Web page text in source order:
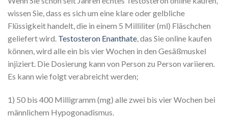
wissen Sie, dass es sich um eine klare oder gelbliche
Flüssigkeit handelt, die in einem 5 Milliliter (ml) Fläschchen
geliefert wird. Testosteron Enanthate, das Sie online kaufen
können, wird alle ein bis vier Wochen in den Gesäßmuskel
injiziert. Die Dosierung kann von Person zu Person variieren.
Es kann wie folgt verabreicht werden;
1) 50 bis 400 Milligramm (mg) alle zwei bis vier Wochen bei
männlichem Hypogonadismus.